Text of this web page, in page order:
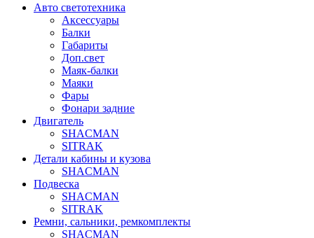
Авто светотехника
Аксессуары
Балки
Габариты
Доп.свет
Маяк-балки
Маяки
Фары
Фонари задние
Двигатель
SHACMAN
SITRAK
Детали кабины и кузова
SHACMAN
Подвеска
SHACMAN
SITRAK
Ремни, сальники, ремкомплекты
SHACMAN